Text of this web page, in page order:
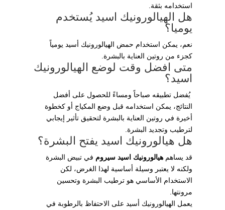
استخدامه بثقة.
هل الهيالورونيك اسيد يُستخدم
يوميا؟
نعم، يمكن استخدام حمض الهيالورونيك أسيد يومياً
كجزء من روتين العناية بالبشرة.
متى افضل وقت لوضع الهيالورونيك
اسيد؟
يُفضل تطبيقه صباحاً ومساءً للحصول على أفضل
النتائج، يمكن استخدامه قبل وضع المكياج أو كخطوة
أخيرة في روتين العناية بالبشرة لتحقيق تأثير إيجابي
لترطيب وتجديد البشرة.
هل هيالورونيك اسيد يفتح البشرة؟
قد يساهم هيالورونيك اسيد سيروم في تبيض البشرة
ولكنه لا يعتبر وسيلة أساسية لهذا الغرض، لكن
الاستخدام الأساسي هو ترطيب البشرة وتحسين
مرونتها.
يعمل الهيالورونيك أسيد على الاحتفاظ بالرطوبة في